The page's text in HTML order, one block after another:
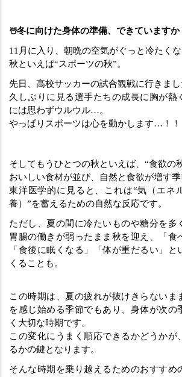
☃️冬に向けた身体の準備、できていますか
11月に入り、朝晩の空気がぐっと冷たくな
秋といえば“スポーツの秋”。
先日、高校サッカーの試合観戦に行きまし
久しぶりに見る選手たちの成長に胸が熱
には思わずウルウル…。
やっぱりスポーツは心を動かします…！！
そしてもうひとつの秋といえば、“食欲の秋
おいしい食材が並び、自然と食欲が増す季
東洋医学的に見ると、これは“気（エネ
養）”を蓄えるための自然な反応です。
ただし、夏の間に冷たいものや糖分を多
胃腸の働きが弱ったまま秋を迎え、「食
「食後に眠くなる」「体が重だるい」と
くることも。
この時期は、夏の疲れが抜けきらないま
を感じ始める季節でもあり、身体が次の
く大切な時期です。
この変化にうまく順応できるかどうかが
るかの鍵となります。
そんな時期を乗り越えるためのおすすめ